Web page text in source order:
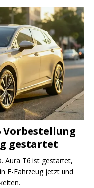
Vorbestellung
gestartet
Aura T6 ist gestartet,
E-Fahrzeug jetzt und